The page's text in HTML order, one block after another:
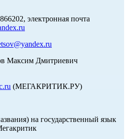
электронная почта
Максим Дмитриевич
(МЕГАКРИТИК.РУ)
на государственный язык